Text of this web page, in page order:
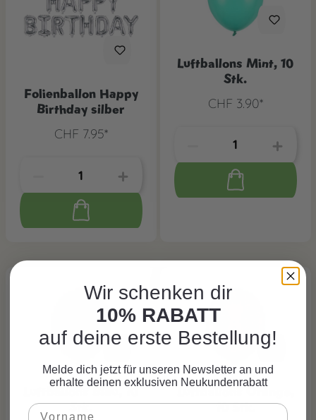
Folienballon Happy
Birthday silber
CHF 7.95*
Luftballons Mint, 10
Stk.
CHF 3.90*
Luftballons Blau, 10
Stk.
Luftballons Orange,
10 Stk.
Wir schenken dir
10% RABATT
auf deine erste Bestellung!
Melde dich jetzt für unseren Newsletter an und
erhalte deinen exklusiven Neukundenrabatt